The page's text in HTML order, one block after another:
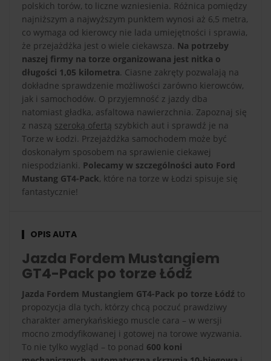
polskich torów, to liczne wzniesienia. Różnica pomiędzy
najniższym a najwyższym punktem wynosi aż 6,5 metra,
co wymaga od kierowcy nie lada umiejętności i sprawia,
że przejażdżka jest o wiele ciekawsza. Na potrzeby
naszej firmy na torze organizowana jest nitka o
długości 1,05 kilometra. Ciasne zakręty pozwalają na
dokładne sprawdzenie możliwości zarówno kierowców,
jak i samochodów. O przyjemność z jazdy dba
natomiast gładka, asfaltowa nawierzchnia. Zapoznaj się
z naszą szeroką ofertą szybkich aut i sprawdź je na
Torze w Łodzi. Przejażdżka samochodem może być
doskonałym sposobem na sprawienie ciekawej
niespodzianki. Polecamy w szczególności auto Ford
Mustang GT4-Pack, które na torze w Łodzi spisuje się
fantastycznie!
OPIS AUTA
Jazda Fordem Mustangiem
GT4-Pack po torze Łódź
Jazda Fordem Mustangiem GT4-Pack po torze Łódź to
propozycja dla tych, którzy chcą poczuć prawdziwy
charakter amerykańskiego muscle cara – w wersji
mocno zmodyfikowanej i gotowej na torowe wyzwania.
To nie tylko wygląd – to ponad 600 koni